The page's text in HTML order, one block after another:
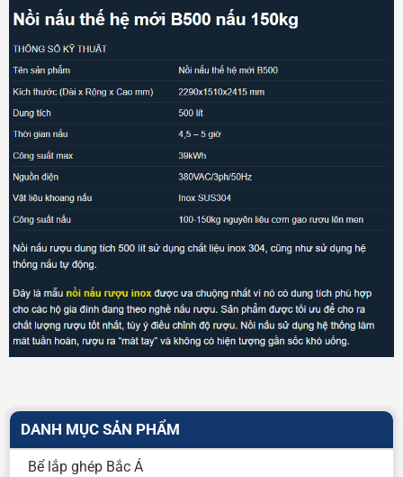
DANH MỤC SẢN PHẨM
Bể lắp ghép Bắc Á